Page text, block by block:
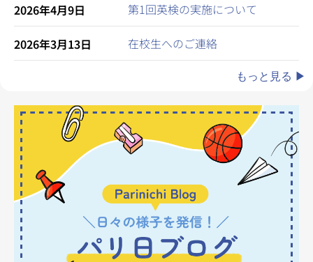
第1回英検の実施について
2026年4月9日
在校生へのご連絡
2026年3月13日
もっと見る ▶︎